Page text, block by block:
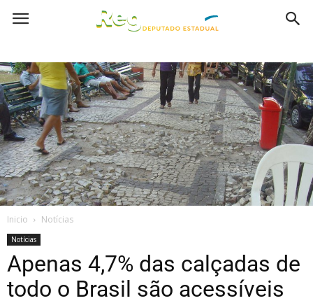
Inicio Notícias
Notícias
Apenas 4,7% das calçadas de
todo o Brasil são acessíveis